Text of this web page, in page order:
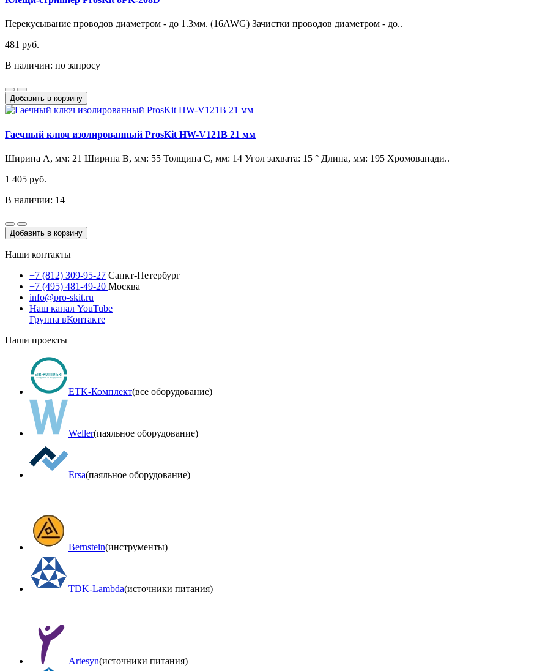
Перекусывание проводов диаметром - до 1.3мм. (16AWG) Зачистки проводов диаметром - до..
481 руб.
В наличии: по запросу
Добавить в корзину
Гаечный ключ изолированный ProsKit HW-V121B 21 мм
Ширина А, мм: 21 Ширина B, мм: 55 Толщина C, мм: 14 Угол захвата: 15 ° Длина, мм: 195 Хромованади..
1 405 руб.
В наличии: 14
Добавить в корзину
Наши контакты
+7 (812) 309-95-27 Санкт-Петербург
+7 (495) 481-49-20 Москва
info@pro-skit.ru
Наш канал YouTube
Группа вКонтакте
Наши проекты
ETK-Комплект(все оборудование)
Weller(паяльное оборудование)
Ersa(паяльное оборудование)
Bernstein(инструменты)
TDK-Lambda(источники питания)
Artesyn(источники питания)